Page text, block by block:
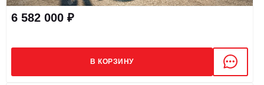
6 582 000 ₽
В КОРЗИНУ